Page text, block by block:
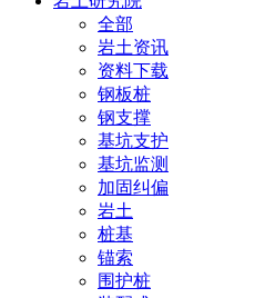
全部
岩土资讯
资料下载
钢板桩
钢支撑
基坑支护
基坑监测
加固纠偏
岩土
桩基
锚索
围护桩